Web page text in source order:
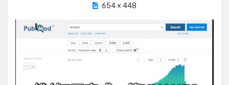
654 × 448